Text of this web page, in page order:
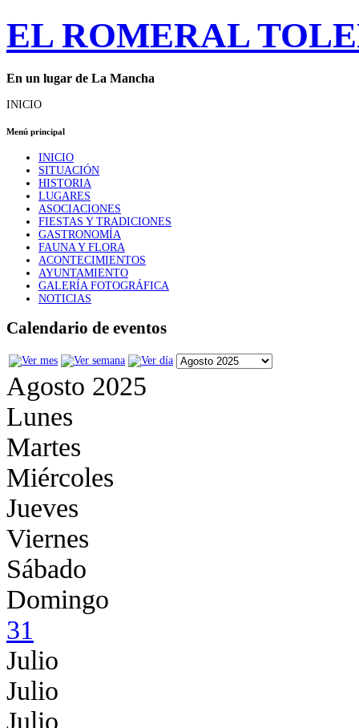
EL ROMERAL
En un lugar de La Mancha
INICIO
Menú principal
INICIO
SITUACIÓN
HISTORIA
LUGARES
ASOCIACIONES
FIESTAS Y TRADICIONES
GASTRONOMÍA
FAUNA Y FLORA
ACONTECIMIENTOS
AYUNTAMIENTO
GALERÍA FOTOGRÁFICA
NOTICIAS
Calendario de eventos
Agosto 2025
Lunes
Martes
Miércoles
Jueves
Viernes
Sábado
Domingo
31
Julio
Julio
Julio